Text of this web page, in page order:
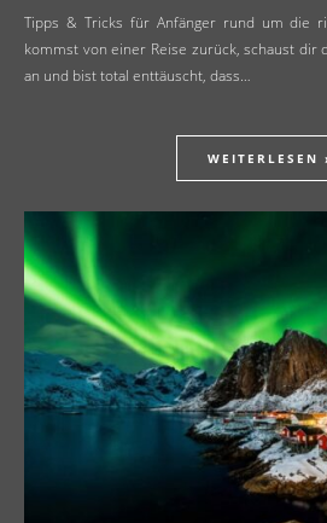
Tipps & Tricks für Anfänger rund um die richtige Fotoausrüstung Du
kommst von einer Reise zurück, schaust dir
an und bist total enttäuscht, dass…
WEITERLESEN